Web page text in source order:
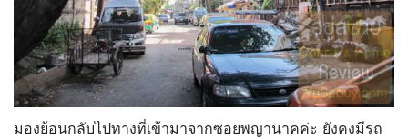
มองย้อนกลับไปทางที่เข้ามาจากซอยพญานาคค่ะ ยังคงมีรถ